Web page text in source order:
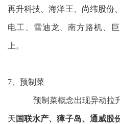
再升科技、海洋王、尚纬股份
电工、雪迪龙、南方路机、
上。
7、预制菜
预制菜概念出现异动拉
天 国联水产、獐子岛、通威股